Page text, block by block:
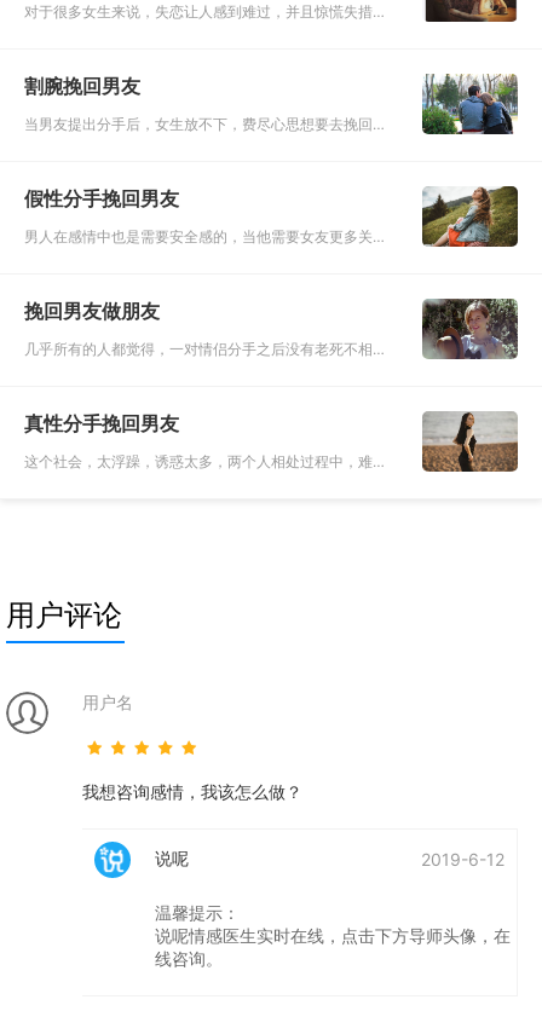
对于很多女生来说，失恋让人感到难过，并且惊慌失措，
例外。如果分手之后
割腕挽回男友
当男友提出分手后，女生放不下，费尽心思想要去挽回，
炸，电话骚扰，甚至试
假性分手挽回男友
男人在感情中也是需要安全感的，当他需要女友更多关爱
手，但是内心却还是惦
挽回男友做朋友
几乎所有的人都觉得，一对情侣分手之后没有老死不相往
直到分开，这个途中
真性分手挽回男友
这个社会，太浮躁，诱惑太多，两个人相处过程中，难免
用户评论
用户名
我想咨询感情，我该怎么做？
说呢 2019-6-12
温馨提示：
说呢情感医生实时在线，点击下方导师头像，在
线咨询。